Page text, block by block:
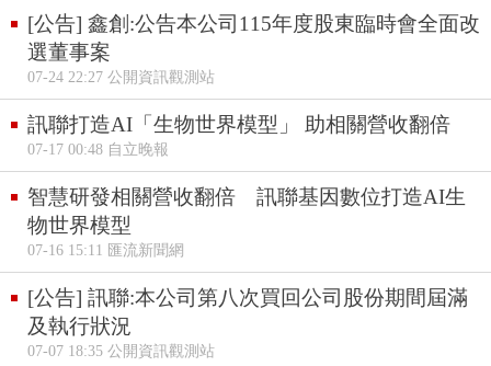
[公告] 鑫創:公告本公司115年度股東臨時會全面改
選董事案
07-24 22:27 公開資訊觀測站
訊聯打造AI「生物世界模型」 助相關營收翻倍
07-17 00:48 自立晚報
智慧研發相關營收翻倍 訊聯基因數位打造AI生
物世界模型
07-16 15:11 匯流新聞網
[公告] 訊聯:本公司第八次買回公司股份期間屆滿
及執行狀況
07-07 18:35 公開資訊觀測站